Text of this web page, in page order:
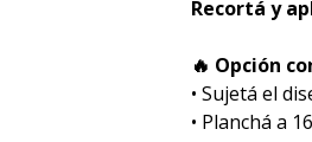
Recortá y
🔥 Opción
• Sujetá el
• Planchá a